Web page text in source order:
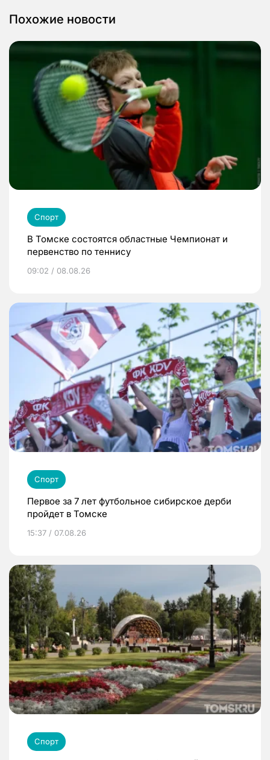
Похожие новости
Спорт
В Томске состоятся областные Чемпионат и
первенство по теннису
09:02 / 08.08.26
Спорт
Первое за 7 лет футбольное сибирское дерби
пройдет в Томске
15:37 / 07.08.26
Спорт